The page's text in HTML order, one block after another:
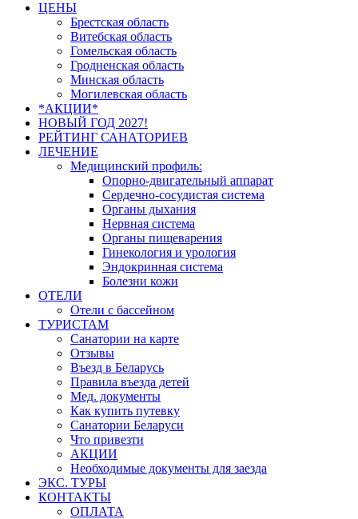
ЦЕНЫ
Брестская область
Витебская область
Гомельская область
Гродненская область
Минская область
Могилевская область
*АКЦИИ*
НОВЫЙ ГОД 2027!
РЕЙТИНГ САНАТОРИЕВ
ЛЕЧЕНИЕ
Медицинский профиль:
Опорно-двигательный аппарат
Сердечно-сосудистая система
Органы дыхания
Нервная система
Органы пищеварения
Гинекология и урология
Эндокринная система
Болезни кожи
ОТЕЛИ
Отели с бассейном
ТУРИСТАМ
Санатории на карте
Отзывы
Въезд в Беларусь
Правила въезда детей
Мед. документы
Как купить путевку
Санатории Беларуси
Что привезти
АКЦИИ
Необходимые документы для заезда
ЭКС. ТУРЫ
КОНТАКТЫ
ОПЛАТА